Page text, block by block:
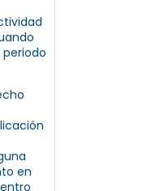
periodo
en